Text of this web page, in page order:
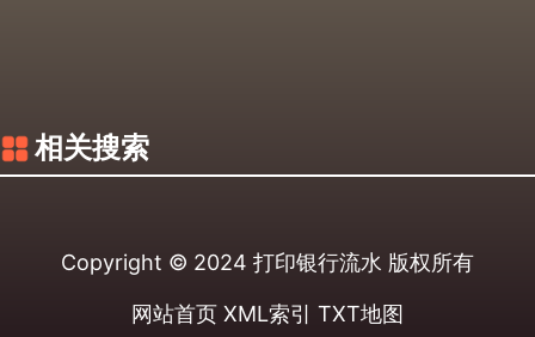
相关搜索
Copyright © 2024 打印银行流水 版权所有
网站首页 XML索引 TXT地图